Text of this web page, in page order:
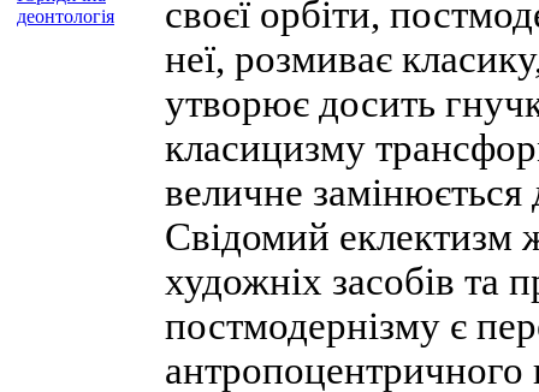
деонтологія
своєї орбіти,
неї, розмиває
утворює досить
класицизму
величне
Свідомий еклектизм
художніх засобів та
постмодернізму є
антропоцентричного